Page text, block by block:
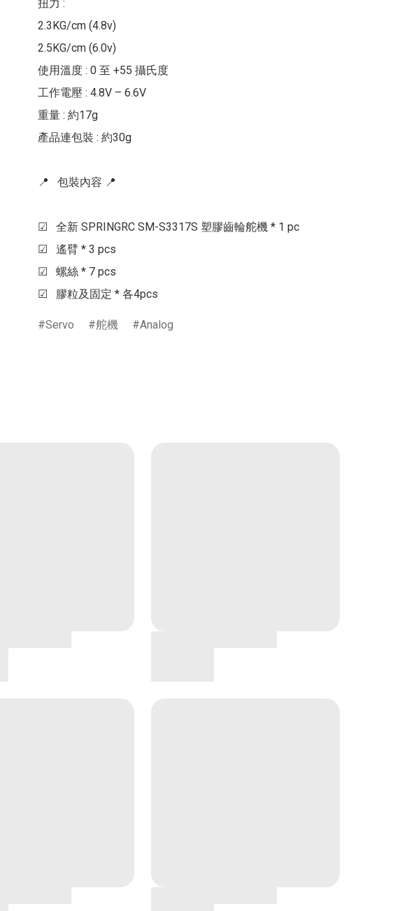
扭力 :
2.3KG/cm (4.8v)
2.5KG/cm (6.0v)
使用溫度 : 0 至 +55 攝氏度
工作電壓 : 4.8V – 6.6V
重量 : 約17g
產品連包裝 : 約30g
📍   包裝內容 📍
☑   全新 SPRINGRC SM-S3317S 塑膠齒輪舵機 * 1 pc
☑   遙臂 * 3 pcs
☑   螺絲 * 7 pcs
☑   膠粒及固定 * 各4pcs
Servo 舵機 Analog